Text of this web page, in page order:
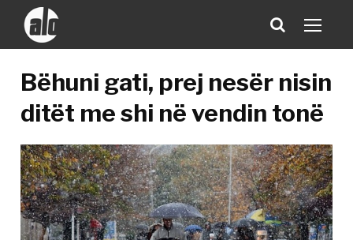
Bëhuni gati, prej nesër nisin
ditët me shi në vendin tonë